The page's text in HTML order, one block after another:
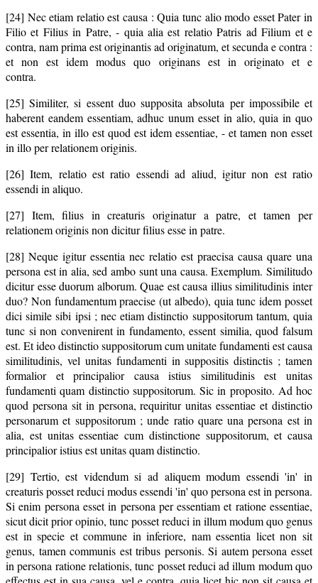
[24] Nec etiam relatio est causa : Quia tunc alio modo esset Pater in
Filio et Filius in Patre, - quia alia est relatio Patris ad Filium et e
contra, nam prima est originantis ad originatum, et secunda e contra :
et non est idem modus quo originans est in originato et e
contra.
[25] Similiter, si essent duo supposita absoluta per impossibile et
haberent eandem essentiam, adhuc unum esset in alio, quia in quo
est essentia, in illo est quod est idem essentiae, - et tamen non esset
in illo per relationem originis.
[26] Item, relatio est ratio essendi ad aliud, igitur non est ratio
essendi in aliquo.
[27] Item, filius in creaturis originatur a patre, et tamen per
relationem originis non dicitur filius esse in patre.
[28] Neque igitur essentia nec relatio est praecisa causa quare una
persona est in alia, sed ambo sunt una causa. Exemplum. Similitudo
dicitur esse duorum alborum. Quae est causa illius similitudinis inter
duo? Non fundamentum praecise (ut albedo), quia tunc idem posset
dici simile sibi ipsi ; nec etiam distinctio suppositorum tantum, quia
tunc si non convenirent in fundamento, essent similia, quod falsum
est. Et ideo distinctio suppositorum cum unitate fundamenti est causa
similitudinis, vel unitas fundamenti in suppositis distinctis ; tamen
formalior et principalior causa istius similitudinis est unitas
fundamenti quam distinctio suppositorum. Sic in proposito. Ad hoc
quod persona sit in persona, requiritur unitas essentiae et distinctio
personarum et suppositorum ; unde ratio quare una persona est in
alia, est unitas essentiae cum distinctione suppositorum, et causa
principalior istius est unitas quam distinctio.
[29] Tertio, est videndum si ad aliquem modum essendi 'in' in
creaturis posset reduci modus essendi 'in' quo persona est in persona.
Si enim persona esset in persona per essentiam et ratione essentiae,
sicut dicit prior opinio, tunc posset reduci in illum modum quo genus
est in specie et commune in inferiore, nam essentia licet non sit
genus, tamen communis est tribus personis. Si autem persona esset
in persona ratione relationis, tunc posset reduci ad illum modum quo